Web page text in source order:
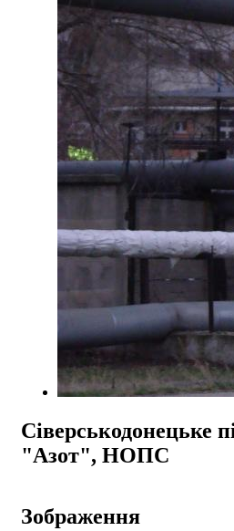
Сіверськодонецьке
"Азот", НОПС
Зображення